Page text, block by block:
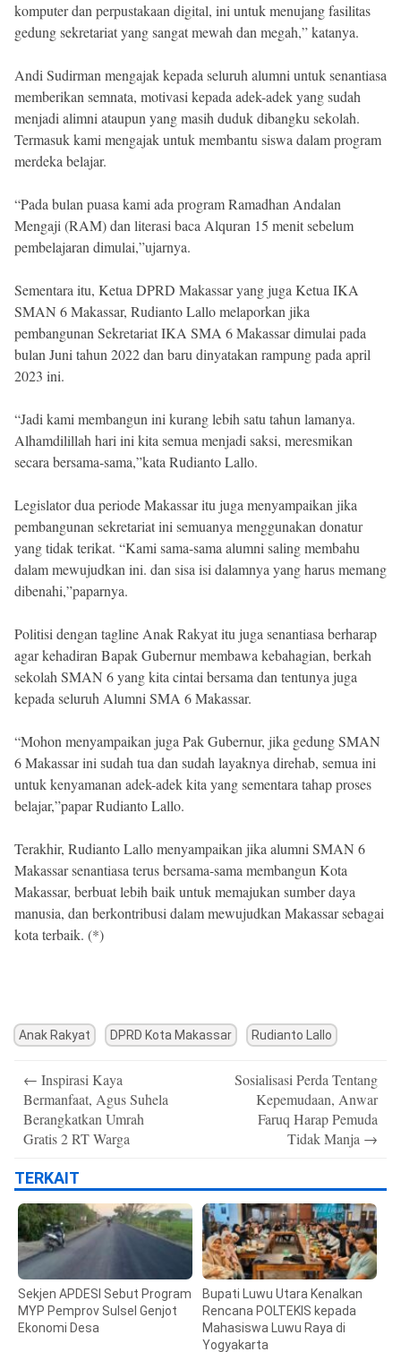
komputer dan perpustakaan digital, ini untuk menujang fasilitas
gedung sekretariat yang sangat mewah dan megah,” katanya.
Andi Sudirman mengajak kepada seluruh alumni untuk senantiasa
memberikan semnata, motivasi kepada adek-adek yang sudah
menjadi alimni ataupun yang masih duduk dibangku sekolah.
Termasuk kami mengajak untuk membantu siswa dalam program
merdeka belajar.
“Pada bulan puasa kami ada program Ramadhan Andalan
Mengaji (RAM) dan literasi baca Alquran 15 menit sebelum
pembelajaran dimulai,”ujarnya.
Sementara itu, Ketua DPRD Makassar yang juga Ketua IKA
SMAN 6 Makassar, Rudianto Lallo melaporkan jika
pembangunan Sekretariat IKA SMA 6 Makassar dimulai pada
bulan Juni tahun 2022 dan baru dinyatakan rampung pada april
2023 ini.
“Jadi kami membangun ini kurang lebih satu tahun lamanya.
Alhamdilillah hari ini kita semua menjadi saksi, meresmikan
secara bersama-sama,”kata Rudianto Lallo.
Legislator dua periode Makassar itu juga menyampaikan jika
pembangunan sekretariat ini semuanya menggunakan donatur
yang tidak terikat. “Kami sama-sama alumni saling membahu
dalam mewujudkan ini. dan sisa isi dalamnya yang harus memang
dibenahi,”paparnya.
Politisi dengan tagline Anak Rakyat itu juga senantiasa berharap
agar kehadiran Bapak Gubernur membawa kebahagian, berkah
sekolah SMAN 6 yang kita cintai bersama dan tentunya juga
kepada seluruh Alumni SMA 6 Makassar.
“Mohon menyampaikan juga Pak Gubernur, jika gedung SMAN
6 Makassar ini sudah tua dan sudah layaknya direhab, semua ini
untuk kenyamanan adek-adek kita yang sementara tahap proses
belajar,”papar Rudianto Lallo.
Terakhir, Rudianto Lallo menyampaikan jika alumni SMAN 6
Makassar senantiasa terus bersama-sama membangun Kota
Makassar, berbuat lebih baik untuk memajukan sumber daya
manusia, dan berkontribusi dalam mewujudkan Makassar sebagai
kota terbaik. (*)
Anak Rakyat DPRD Kota Makassar Rudianto Lallo
navigation
← Inspirasi Kaya
Bermanfaat, Agus Suhela
Berangkatkan Umrah
Gratis 2 RT Warga
Sosialisasi Perda Tentang
Kepemudaan, Anwar
Faruq Harap Pemuda
Tidak Manja →
TERKAIT
Sekjen APDESI Sebut Program
MYP Pemprov Sulsel Genjot
Ekonomi Desa
Bupati Luwu Utara Kenalkan
Rencana POLTEKIS kepada
Mahasiswa Luwu Raya di
Yogyakarta